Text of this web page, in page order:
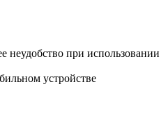
неудобство при использовании
устройстве